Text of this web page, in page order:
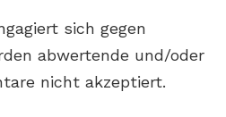
sich gegen
abwertende und/oder
nicht akzeptiert.